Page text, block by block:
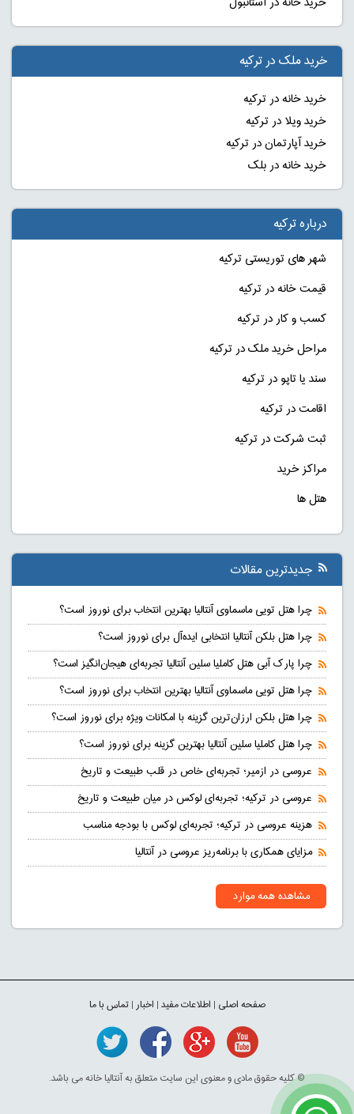
خرید ملک در ترکیه
خرید خانه در ترکیه
خرید ویلا در ترکیه
خرید آپارتمان در ترکیه
خرید خانه در بلک
درباره ترکیه
شهر های توریستی ترکیه
قیمت خانه در ترکیه
کسب و کار در ترکیه
مراحل خرید ملک در ترکیه
سند یا تاپو در ترکیه
اقامت در ترکیه
ثبت شرکت در ترکیه
مراکز خرید
هتل ها
جدیدترین مقالات
چرا هتل تویی ماسماوی آنتالیا بهترین انتخاب برای نوروز است؟
چرا هتل بلکن آنتالیا انتخابی ایده‌آل برای نوروز است؟
چرا پارک آبی هتل کاملیا سلین آنتالیا تجربه‌ای هیجان‌انگیز است؟
چرا هتل تویی ماسماوی آنتالیا بهترین انتخاب برای نوروز است؟
چرا هتل بلکن ارزان‌ترین گزینه با امکانات ویژه برای نوروز است؟
چرا هتل کاملیا سلین آنتالیا بهترین گزینه برای نوروز است؟
عروسی در ازمیر؛ تجربه‌ای خاص در قلب طبیعت و تاریخ
عروسی در ترکیه؛ تجربه‌ای لوکس در میان طبیعت و تاریخ
هزینه عروسی در ترکیه؛ تجربه‌ای لوکس با بودجه مناسب
مزایای همکاری با برنامه‌ریز عروسی در آنتالیا
مشاهده همه موارد
صفحه اصلی | اطلاعات مفید| اخبار|تماس با ما
© کلیه حقوق مادی و معنوی این سایت متعلق به آنتالیا خانه می باشد.